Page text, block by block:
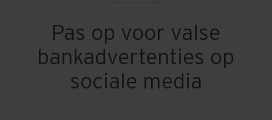
Pas op voor valse
bankadvertenties op
sociale media